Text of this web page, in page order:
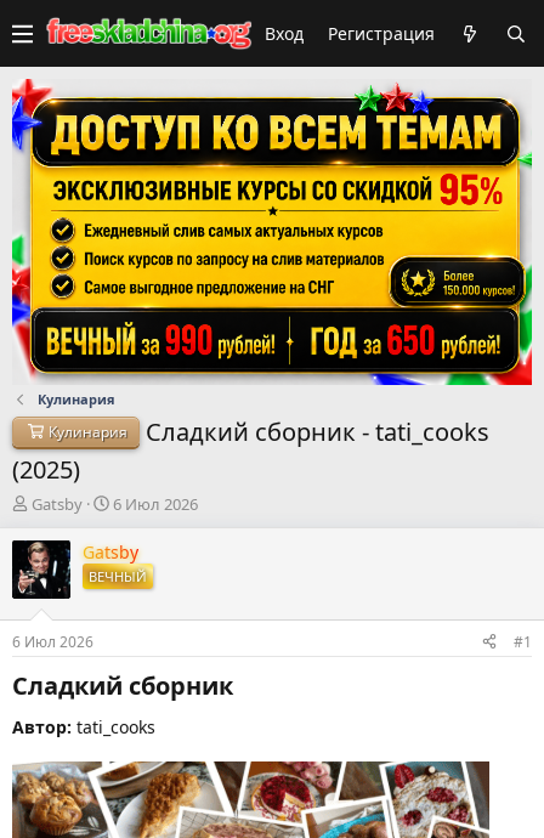
Вход Регистрация
Кулинария
Кулинария
Сладкий сборник - tati_cooks
(2025)
А
т
о
р
т
е
м
ы
Gatsby
Д
т
а
н
а
л
а
6 Июл 2026
Gatsby
ВЕЧНЫЙ
6 Июл 2026 #1
Сладкий сборник​
Автор: tati_cooks